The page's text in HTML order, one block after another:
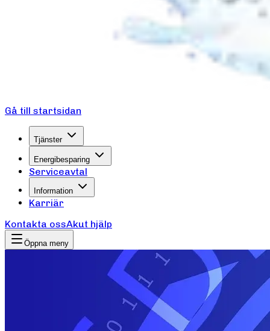
Gå till startsidan
Tjänster
Energibesparing
Serviceavtal
Information
Karriär
Kontakta ossAkut hjälp
Öppna meny